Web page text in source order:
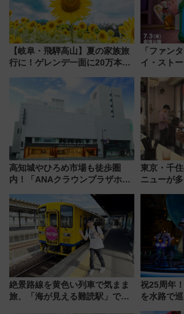
【岐阜・飛騨高山】夏の家族旅
行に！ゲレンデ一面に20万本の
アひまわり園」開園
「ファン
イ・スト
デコレー
高知城やひろめ市場も徒歩圏
内！「ANAクラウンプラザホテ
東京・千
ニューが
地のふら
7/27夜10
絶景路線を黄色い列車で気まま
旅、「海が見える難読駅」で幸
祝25周年
を水路で